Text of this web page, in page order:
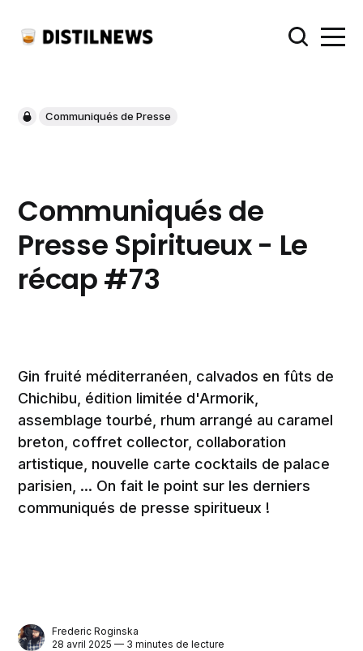
Communiqués de Presse
Communiqués de
Presse Spiritueux - Le
récap #73
Gin fruité méditerranéen, calvados en fûts de
Chichibu, édition limitée d'Armorik,
assemblage tourbé, rhum arrangé au caramel
breton, coffret collector, collaboration
artistique, nouvelle carte cocktails de palace
parisien, ... On fait le point sur les derniers
communiqués de presse spiritueux !
Frederic Roginska
28 avril 2025 — 3 minutes de lecture